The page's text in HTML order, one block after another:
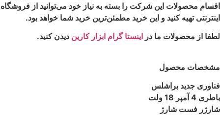
اقسام محصولات این شرکت را بسته به نیاز خود می‌توانید از فروشگاه
اینترنتی تهیه کنید و این خرید مطمئن‌ترین خرید شما خواهد بود.
لطفا از محصولات ما در اینستا گرام ابزار کارین دیدن کنید.
مشخصات محصول
فناوری جدید براشلس
باطری 4 آمپر 18 ولت
شارژر فست شارژ